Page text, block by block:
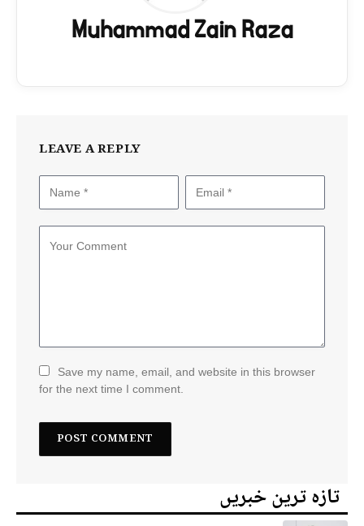
Muhammad Zain Raza
LEAVE A REPLY
Save my name, email, and website in this browser
for the next time I comment.
تازہ ترین خبریں